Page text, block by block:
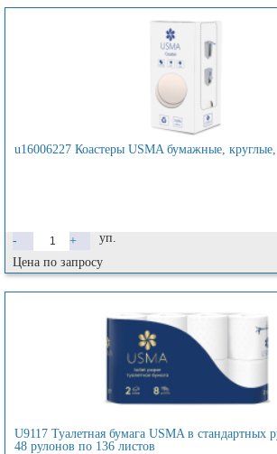
u16006227 Коастеры USMA бумажные,
- +
уп.
Цена по запросу
U9117 Туалетная бумага USMA в стандартных
48 рулонов по 136 листов